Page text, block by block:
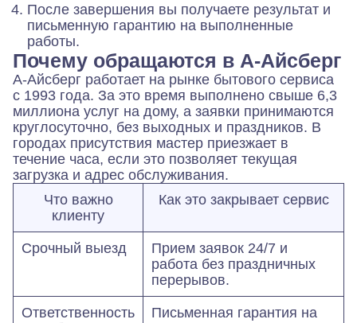
После завершения вы получаете результат и
письменную гарантию на выполненные
работы.
Почему обращаются в А-Айсберг
А-Айсберг работает на рынке бытового сервиса
с 1993 года. За это время выполнено свыше 6,3
миллиона услуг на дому, а заявки принимаются
круглосуточно, без выходных и праздников. В
городах присутствия мастер приезжает в
течение часа, если это позволяет текущая
загрузка и адрес обслуживания.
Что важно
клиенту
Как это закрывает сервис
Срочный выезд
Прием заявок 24/7 и
работа без праздничных
перерывов.
Ответственность
Письменная гарантия на